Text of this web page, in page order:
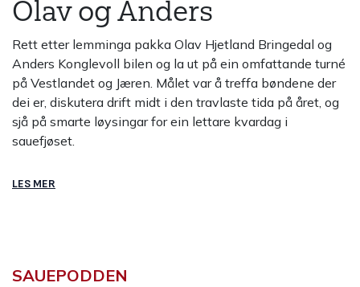
Olav og Anders
Rett etter lemminga pakka Olav Hjetland Bringedal og
Anders Konglevoll bilen og la ut på ein omfattande turné
på Vestlandet og Jæren. Målet var å treffa bøndene der
dei er, diskutera drift midt i den travlaste tida på året, og
sjå på smarte løysingar for ein lettare kvardag i
sauefjøset.
LES MER
SAUEPODDEN